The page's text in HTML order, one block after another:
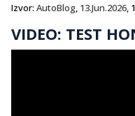
Izvor: AutoBlog, 13.Jun.2026,
VIDEO: TEST